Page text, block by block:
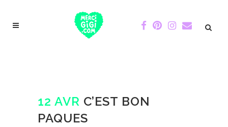
12 AVR C’EST BON
PAQUES